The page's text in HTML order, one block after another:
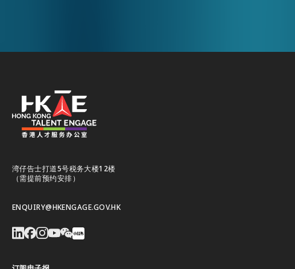
湾仔告士打道5号税务大楼12楼
（需提前预约安排）
ENQUIRY@HKENGAGE.GOV.HK